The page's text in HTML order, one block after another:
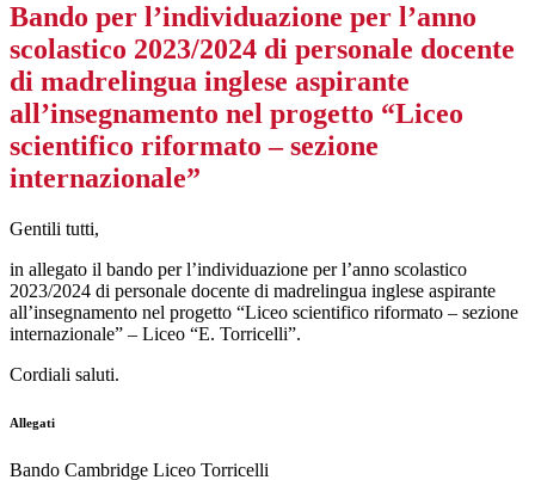
Bando per l’individuazione per l’anno
scolastico 2023/2024 di personale docente
di madrelingua inglese aspirante
all’insegnamento nel progetto “Liceo
scientifico riformato – sezione
internazionale”
Gentili tutti,
in allegato il bando per l’individuazione per l’anno scolastico
2023/2024 di personale docente di madrelingua inglese aspirante
all’insegnamento nel progetto “Liceo scientifico riformato – sezione
internazionale” – Liceo “E. Torricelli”.
Cordiali saluti.
Allegati
Bando Cambridge Liceo Torricelli